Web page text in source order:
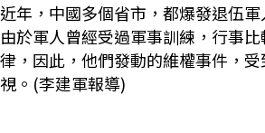
近年，中國多個省市，都爆發退伍軍
由於軍人曾經受過軍事訓練，行事
律，因此，他們發動的維權事件，
視。(李建軍報導)